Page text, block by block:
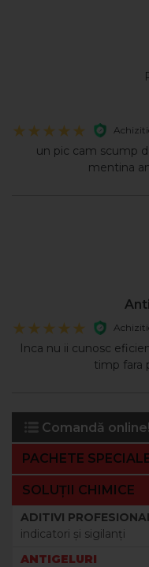
Comandă online!
PACHETE
SOLUȚII CHIMICE
ADITIVI
indicatori şi sigilanţi
ANTIGELURI
Află cantitatea
un pic cam scump
mentina
Inca nu ii cunosc
timp fara